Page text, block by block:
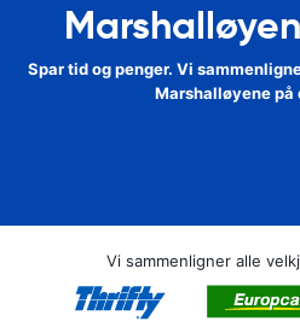
Spar tid og penger. Vi
Marshalløyene på
Vi sammenligner alle